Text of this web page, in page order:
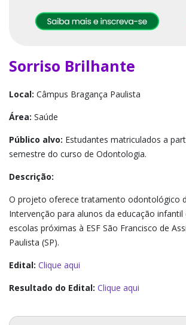
Sorriso Brilhante
Local: Câmpus Bragança Paulista
Área: Saúde
Público alvo: Estudantes matriculados a
semestre do curso de Odontologia.
Descrição:
O projeto oferece tratamento odontológico
Intervenção para alunos da educação
escolas próximas à ESF São Francisco de
Paulista (SP).
Edital: Clique aqui
Resultado do Edital: Clique aqui